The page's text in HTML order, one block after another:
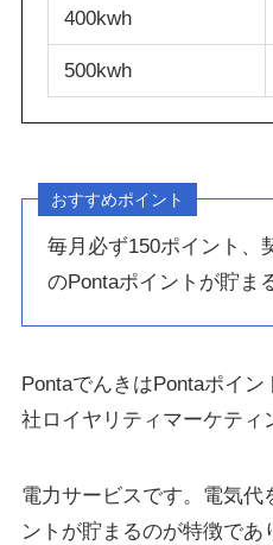
400kwh
500kwh
おすすめポイント
毎月必ず150ポイント、
のPontaポイントが貯ま
PontaでんきはPontaポイ
社ロイヤリティマーケティ
電力サービスです。電気代
ントが貯まるのが特徴であ